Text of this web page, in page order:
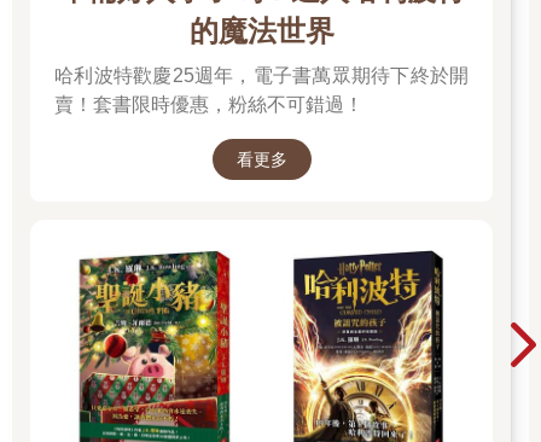
的魔法世界
哈利波特歡慶25週年，電子書萬眾期待下終於開
賣！套書限時優惠，粉絲不可錯過！
看更多